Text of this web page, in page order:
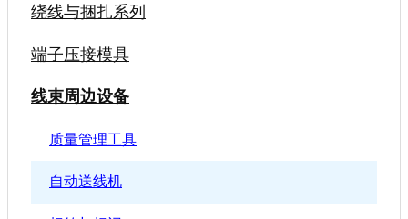
绕线与捆扎系列
端子压接模具
线束周边设备
质量管理工具
自动送线机